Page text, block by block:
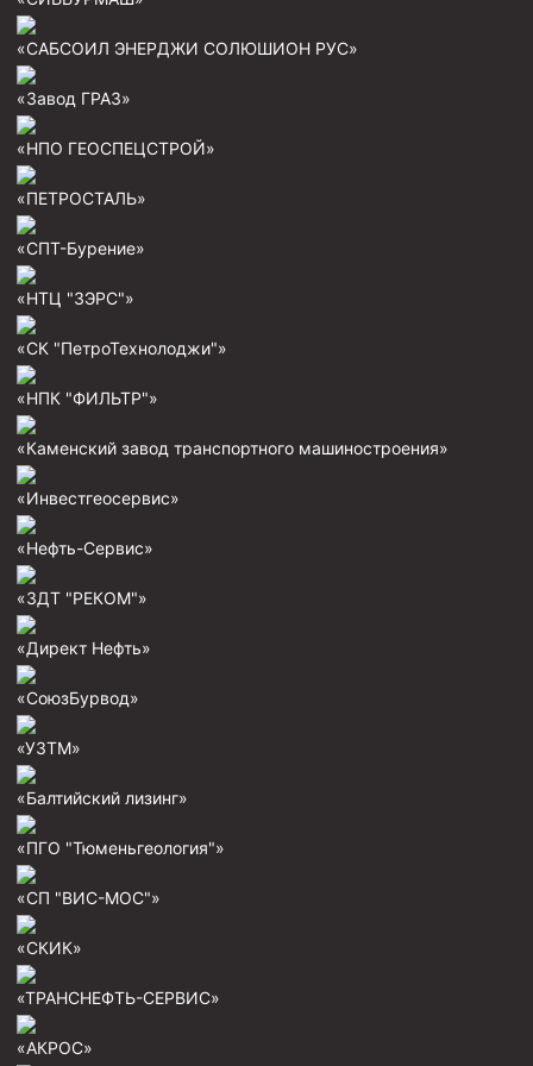
Муфта ОТТМ 146
Муфта БТС 178
Муфта БТС 168
Муфта ОТТМ 127
Муфта ОТТМ 324
Муфта ОТТМ 178
Муфта ОТТГ 168
Муфта ОТТГ 146
Муфта ОТТГ 127
Буровое оборудование
высокого давления
Противовыбросовое оборудование
Системы верхнего привода (СВП)
Буровые установки
«САБСОИЛ ЭНЕРДЖИ СОЛЮШИОН РУС»
«Завод ГРАЗ»
«НПО ГЕОСПЕЦСТРОЙ»
«ПЕТРОСТАЛЬ»
«СПТ-Бурение»
«НТЦ "ЗЭРС"»
«СК "ПетроТехнолоджи"»
«НПК "ФИЛЬТР"»
«Каменский завод транспортного машиностроения»
«Инвестгеосервис»
«Нефть-Сервис»
«ЗДТ "РЕКОМ"»
«Директ Нефть»
«СоюзБурвод»
«УЗТМ»
«Балтийский лизинг»
«ПГО "Тюменьгеология"»
«СП "ВИС-МОС"»
«СКИК»
«ТРАНСНЕФТЬ-СЕРВИС»
«АКРОС»